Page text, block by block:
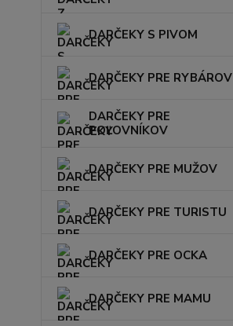
DARČEKY S PIVOM
DARČEKY PRE RYBÁROV
DARČEKY PRE
POĽOVNÍKOV
DARČEKY PRE MUŽOV
DARČEKY PRE TURISTU
DARČEKY PRE OCKA
DARČEKY PRE MAMU